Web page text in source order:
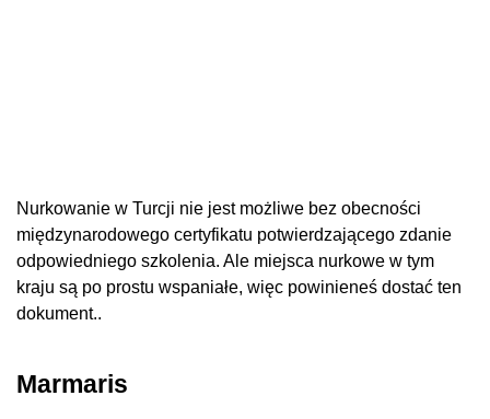
Nurkowanie w Turcji nie jest możliwe bez obecności
międzynarodowego certyfikatu potwierdzającego zdanie
odpowiedniego szkolenia. Ale miejsca nurkowe w tym
kraju są po prostu wspaniałe, więc powinieneś dostać ten
dokument..
Marmaris